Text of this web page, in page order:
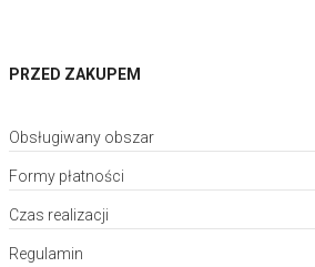
PRZED ZAKUPEM
Obsługiwany obszar
Formy płatności
Czas realizacji
Regulamin